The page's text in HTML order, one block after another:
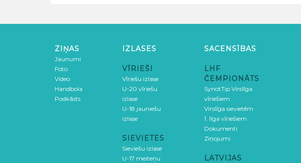
ZIŅAS
Jaunumi
Foto
Video
Handbola
Podkāsts
IZLASES
VĪRIEŠI
Vīriešu izlase
U-20 vīriešu
izlase
U-18 jauniešu
izlase
SIEVIETES
Sieviešu izlase
U-17 meiteņu
SACENSĪBAS
LHF
ČEMPIONĀTS
SynotTip Virslīga
vīriešiem
Virslīga sievietēm
1. līga vīriešiem
Dokumenti
Ziņojumi
LATVIJAS